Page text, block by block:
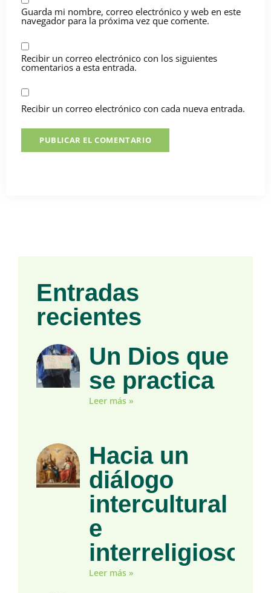
Guarda mi nombre, correo electrónico y web en este
navegador para la próxima vez que comente.
Recibir un correo electrónico con los siguientes
comentarios a esta entrada.
Recibir un correo electrónico con cada nueva entrada.
Entradas
recientes
Un Dios que
se practica
Leer más »
Hacia un
diálogo
intercultural
e
interreligioso
Leer más »